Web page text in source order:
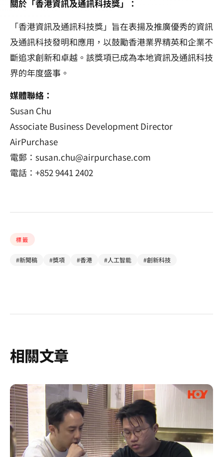
關於「香港資訊及通訊科技獎」：
「香港資訊及通訊科技獎」旨在表揚及推廣優秀的資訊
及通訊科技發明和應用，以鼓勵香港業界精英和企業不
斷追求創新和卓越。該獎項已成為本地資訊及通訊科技
界的年度盛事。
媒體聯絡：
Susan Chu
Associate Business Development Director
AirPurchase
電郵：susan.chu@airpurchase.com
電話：+852 9441 2402
標籤
#新聞稿 #獎項 #香港 #人工智能 #創新科技
相關文章